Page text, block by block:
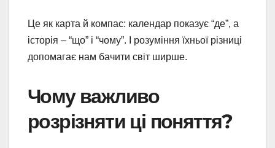
Це як карта й компас: календар показує “де”, а
історія – “що” і “чому”. І розуміння їхньої різниці
допомагає нам бачити світ ширше.
Чому важливо
розрізняти ці поняття?